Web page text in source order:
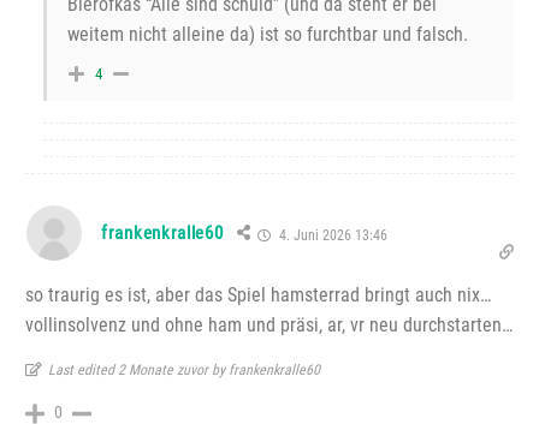
Bierofkas “Alle sind schuld” (und da steht er bei
weitem nicht alleine da) ist so furchtbar und falsch.
4
frankenkralle60 4. Juni 2026 13:46
so traurig es ist, aber das Spiel hamsterrad bringt auch nix…
vollinsolvenz und ohne ham und präsi, ar, vr neu durchstarten…
Last edited 2 Monate zuvor by frankenkralle60
0